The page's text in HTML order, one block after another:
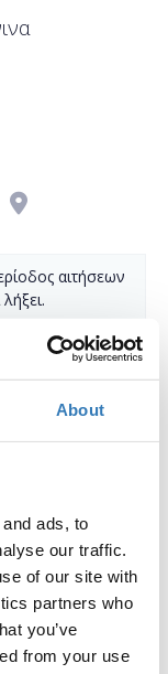
About
ads, to
our traffic.
of our site with
partners who
you’ve
from your use
αιτήσεων
λήξει.
αιτήσεων
αιτήσεων